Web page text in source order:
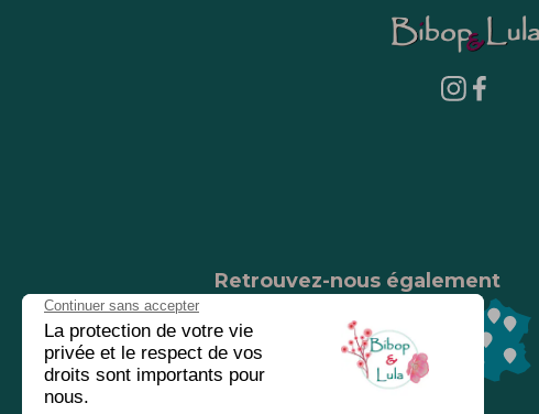
Retrouvez-nous également
Nos magasins
Chez nos revendeurs